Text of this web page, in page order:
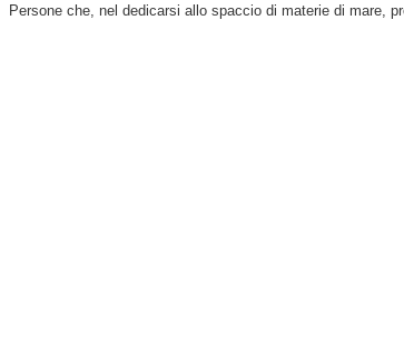
Persone che, nel dedicarsi allo spaccio di materie di mare,